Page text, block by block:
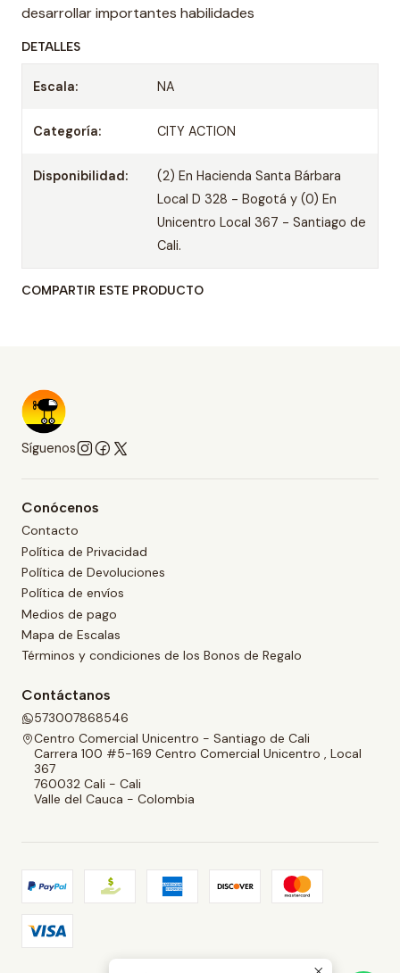
desarrollar importantes habilidades
DETALLES
Escala: NA
Categoría: CITY ACTION
Disponibilidad:
(2) En Hacienda Santa Bárbara
Local D 328 - Bogotá y (0) En
Unicentro Local 367 - Santiago de
Cali.
COMPARTIR ESTE PRODUCTO
Síguenos
Conócenos
Contacto
Política de Privacidad
Política de Devoluciones
Política de envíos
Medios de pago
Mapa de Escalas
Términos y condiciones de los Bonos de Regalo
Contáctanos
573007868546
Centro Comercial Unicentro - Santiago de Cali
Carrera 100 #5-169 Centro Comercial Unicentro , Local
367
760032 Cali - Cali
Valle del Cauca - Colombia